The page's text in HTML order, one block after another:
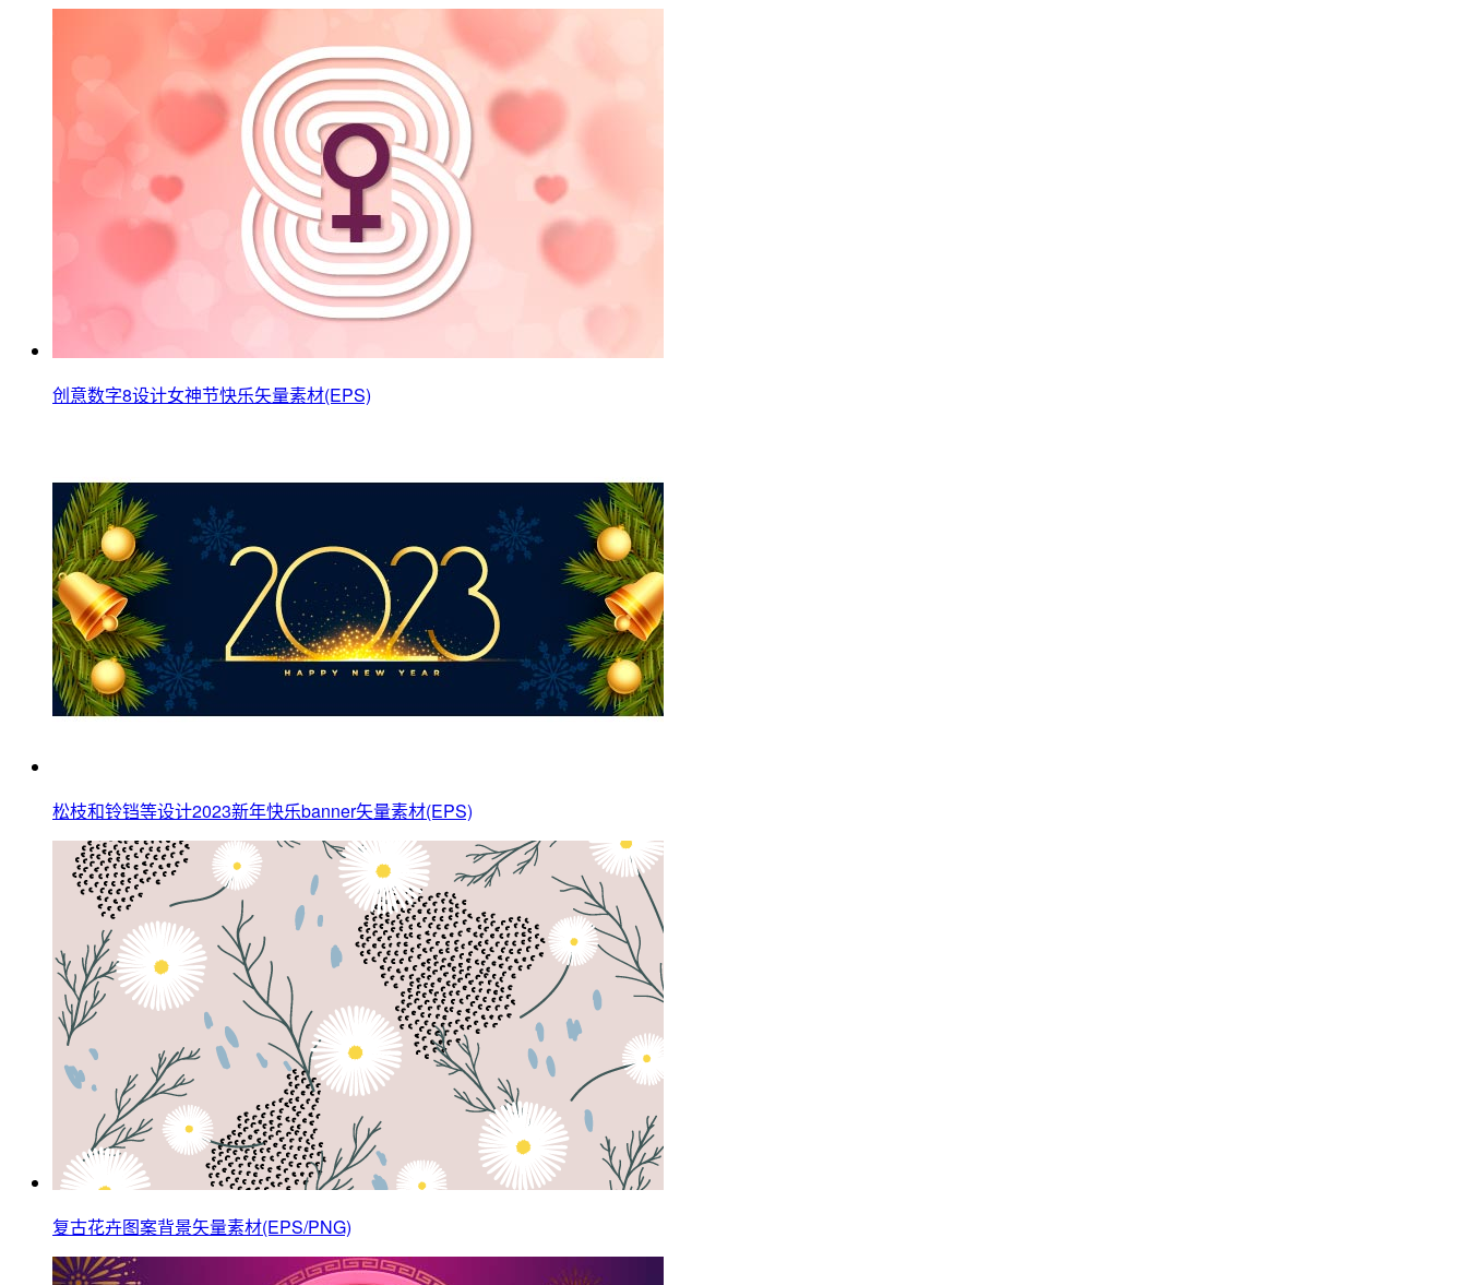
创意数字8设计女神节快乐矢量素材(EPS)
松枝和铃铛等设计2023新年快乐banner矢量素材(EPS)
复古花卉图案背景矢量素材(EPS/PNG)